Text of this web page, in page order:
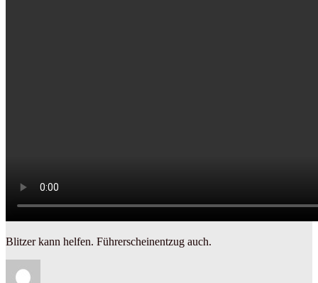
Blitzer kann helfen. Führerscheinentzug auch.